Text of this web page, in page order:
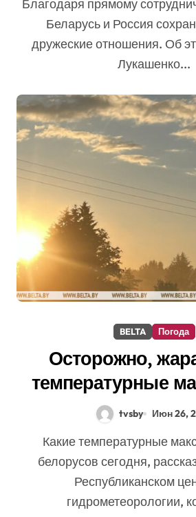
Благодаря прямому сотрудничеству регионов
Беларусь и Россия
дружеские отношения. Об
Лукашенко...
BELTA Погода
Осторожно,
температурные
ждут белорусов
tvsby Июн 26,
Какие температурные максимумы ждут
белорусов сегодня,
Республиканском
гидрометеорологии,